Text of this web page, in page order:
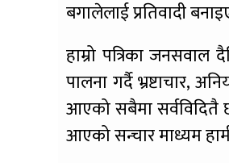
बगालेलाई प्रतिवादी
हाम्रो पत्रिका
पालना गर्दै भ्रष्टाचार,
आएको सबैमा
आएको सन्चार माध्यम